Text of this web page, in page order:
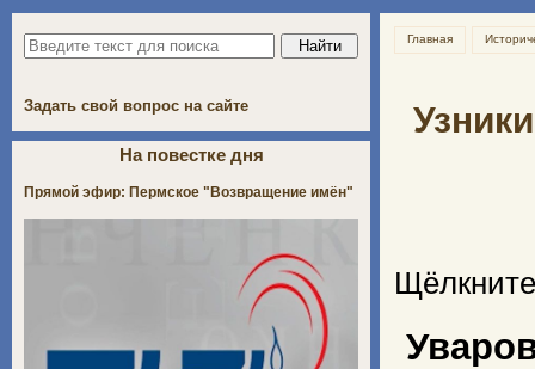
Главная
Задать свой вопрос на сайте
На повестке дня
Прямой эфир: Пермское "Возвращение имён"